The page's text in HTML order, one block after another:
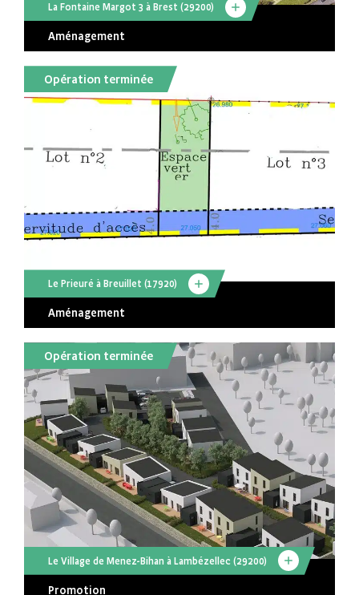
La Fontaine Margot 3 à Brest (29200)
Aménagement
Opération terminée
Le Prieuré à Breuillet (17920)
Aménagement
Opération terminée
Le Village de Menez-Bihan à Lambézellec (29200)
Promotion